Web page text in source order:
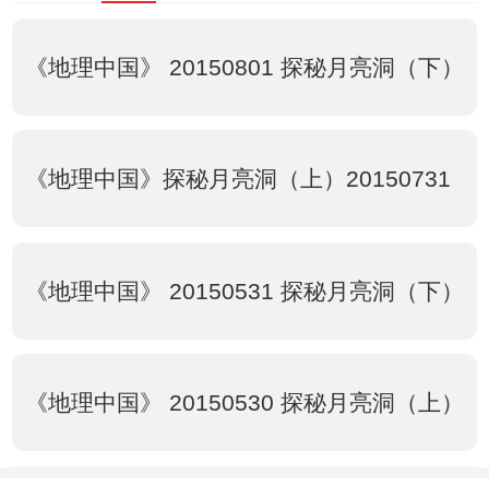
《地理中国》 20150801 探秘月亮洞（下）
《地理中国》探秘月亮洞（上）20150731
《地理中国》 20150531 探秘月亮洞（下）
《地理中国》 20150530 探秘月亮洞（上）